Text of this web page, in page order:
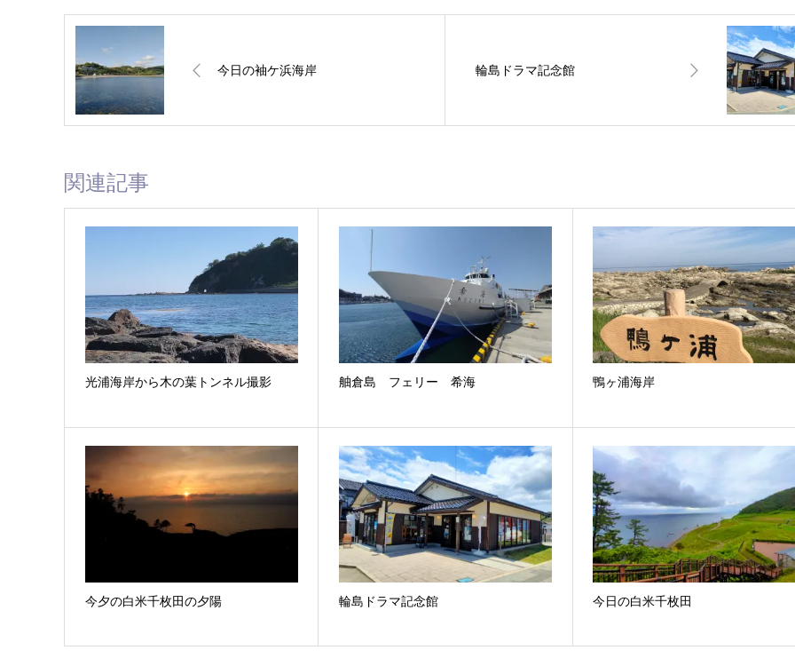
今日の袖ケ浜海岸 輪島ドラマ記念館
関連記事
光浦海岸から木の葉トンネル撮影 舳倉島 フェリー 希海 鴨ヶ浦海岸
今夕の白米千枚田の夕陽 輪島ドラマ記念館 今日の白米千枚田